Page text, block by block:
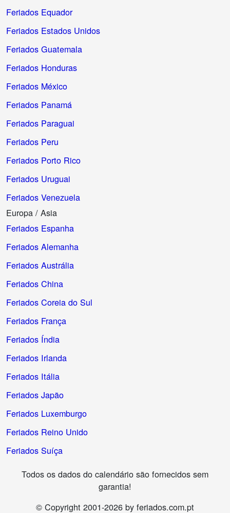
Feriados Equador
Feriados Estados Unidos
Feriados Guatemala
Feriados Honduras
Feriados México
Feriados Panamá
Feriados Paraguai
Feriados Peru
Feriados Porto Rico
Feriados Uruguai
Feriados Venezuela
Europa / Asia
Feriados Espanha
Feriados Alemanha
Feriados Austrália
Feriados China
Feriados Coreia do Sul
Feriados França
Feriados Índia
Feriados Irlanda
Feriados Itália
Feriados Japão
Feriados Luxemburgo
Feriados Reino Unido
Feriados Suíça
Todos os dados do calendário são fornecidos sem
garantia!
© Copyright 2001-2026 by feriados.com.pt